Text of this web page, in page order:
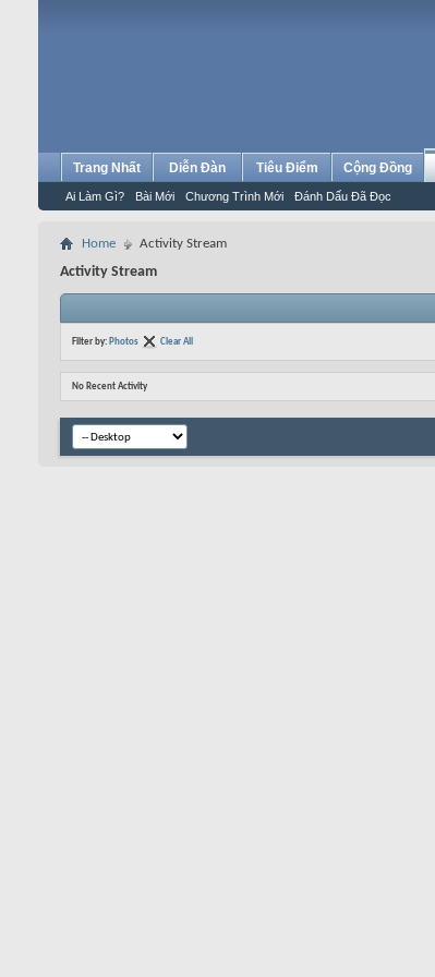
Trang Nhất Diễn Đàn Tiêu Điểm Cộng Đồng
Ai Làm Gì? Bài Mới Chương Trình Mới Đánh Dấu Đã Đọc
Home Activity Stream
Activity Stream
Filter by: Photos Clear All
No Recent Activity